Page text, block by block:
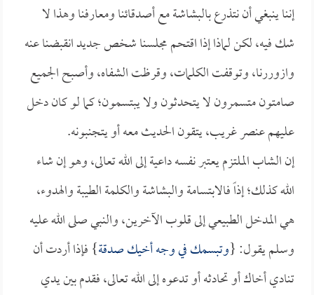
إننا ينبغي أن نتذرع بالبشاشة مع أصدقائنا ومعارفنا وهذا لا
شك فيه، لكن لماذا إذا اقتحم مجلسنا شخص جديد انقبضنا عنه
وازوررنا، وتوقفت الكلمات، وقرظت الشفاه، وأصبح الجميع
صامتون متسمرون لا يتحدثون ولا يبتسمون؛ كما لو كان دخل
عليهم عنصر غريب، يتقون الحديث معه أو يتجنبونه.
إن الشاب الملتزم يعتبر نفسه داعية إلى الله تعالى، وهو إن شاء
الله كذلك؛ إذاً فالابتسامة والبشاشة والكلمة الطيبة والهدوء،
هي المدخل الطبيعي إلى قلوب الآخرين، والنبي صلى الله عليه
وسلم يقول: {وتبسمك في وجه أخيك صدقة} فإذا أردت أن
تنادي أخاك أو تحادثه أو تدعوه إلى الله تعالى، فقدم بين يدي